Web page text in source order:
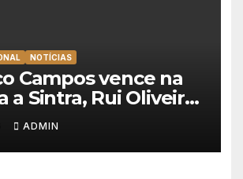
NOTÍCIAS
Campos vence na
a Sintra, Rui Oliveira
amarelo na Volta a
ADMIN